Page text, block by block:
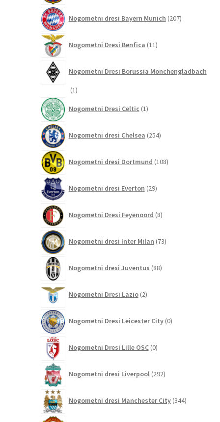
Nogometni dresi Bayern Munich 207izdelkov
Nogometni Dresi Benfica 11izdelkov
Nogometni Dresi Borussia Monchengladbach
11
Nogometni Dresi Celtic 1izdelek
Nogometni dresi Chelsea 254izdelkov
Nogometni dresi Dortmund 108izdelkov
Nogometni dresi Everton 29izdelkov
Nogometni Dresi Feyenoord 8izdelkov
Nogometni dresi Inter Milan 73izdelkov
Nogometni dresi Juventus 88izdelkov
Nogometni Dresi Lazio 2izdelka
Nogometni Dresi Leicester City 0izdelkov
Nogometni Dresi Lille OSC 0izdelkov
Nogometni dresi Liverpool 292izdelkov
Nogometni dresi Manchester City 344izdelkov